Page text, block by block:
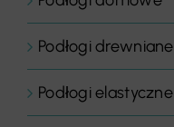
Podłogi drewniane
Podłogi elastyczne